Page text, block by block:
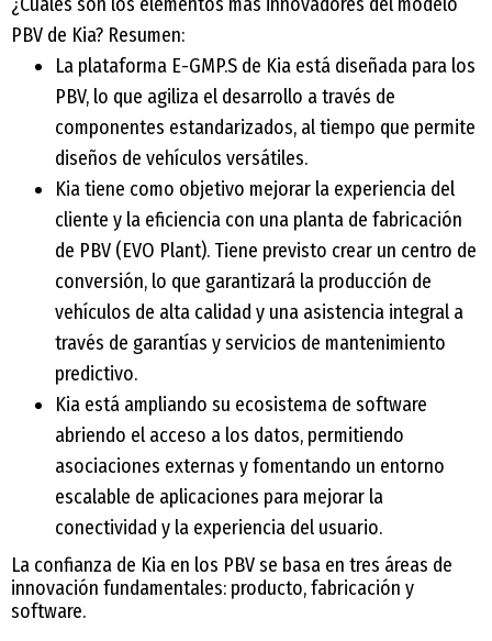
PBV de Kia? Resumen:
La plataforma E-GMP.S de Kia está diseñada para los
PBV, lo que agiliza el desarrollo a través de
componentes estandarizados, al tiempo que permite
diseños de vehículos versátiles.
Kia tiene como objetivo mejorar la experiencia del
cliente y la eficiencia con una planta de fabricación
de PBV (EVO Plant). Tiene previsto crear un centro de
conversión, lo que garantizará la producción de
vehículos de alta calidad y una asistencia integral a
través de garantías y servicios de mantenimiento
predictivo.
Kia está ampliando su ecosistema de software
abriendo el acceso a los datos, permitiendo
asociaciones externas y fomentando un entorno
escalable de aplicaciones para mejorar la
conectividad y la experiencia del usuario.
La confianza de Kia en los PBV se basa en tres áreas de
innovación fundamentales: producto, fabricación y
software.